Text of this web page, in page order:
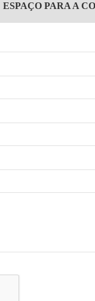
ESPAÇO PARA A